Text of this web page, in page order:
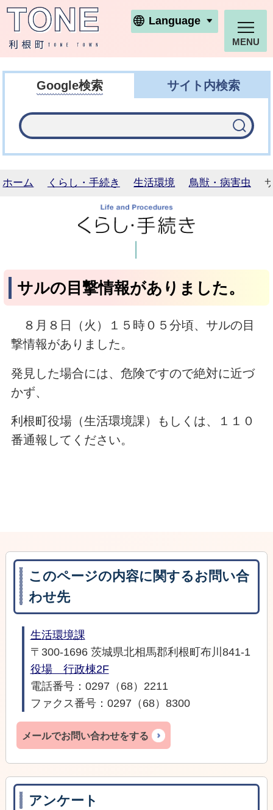
利根町ホームページ
Language
MENU
Google検索 サイト内検索
ホーム くらし・手続き 生活環境 鳥獣・病害虫
サルの目撃情報がありました。
８月８日（火）１５時０５分頃、サルの目
撃情報がありました。
発見した場合には、危険ですので絶対に近づ
かず、
利根町役場（生活環境課）もしくは、１１０
番通報してください。
このページの内容に関するお問い合
わせ先
生活環境課
〒300-1696 茨城県北相馬郡利根町布川841-1
役場 行政棟2F
電話番号：0297（68）2211
ファクス番号：0297（68）8300
メールでお問い合わせをする
アンケート